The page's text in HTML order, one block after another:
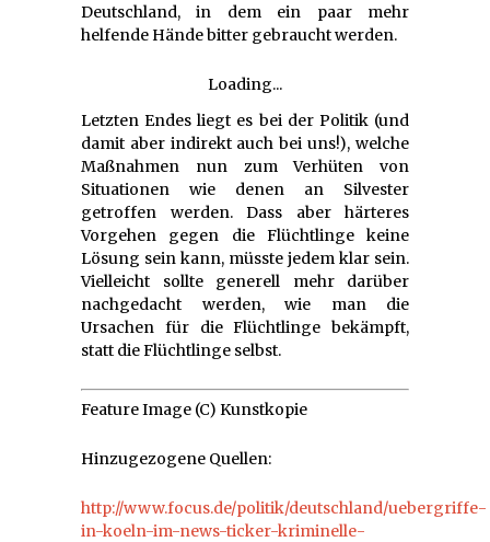
Deutschland, in dem ein paar mehr
helfende Hände bitter gebraucht werden.
Loading...
Letzten Endes liegt es bei der Politik (und
damit aber indirekt auch bei uns!), welche
Maßnahmen nun zum Verhüten von
Situationen wie denen an Silvester
getroffen werden. Dass aber härteres
Vorgehen gegen die Flüchtlinge keine
Lösung sein kann, müsste jedem klar sein.
Vielleicht sollte generell mehr darüber
nachgedacht werden, wie man die
Ursachen für die Flüchtlinge bekämpft,
statt die Flüchtlinge selbst.
Feature Image (C) Kunstkopie
Hinzugezogene Quellen:
http://www.focus.de/politik/deutschland/uebergriffe-
in-koeln-im-news-ticker-kriminelle-